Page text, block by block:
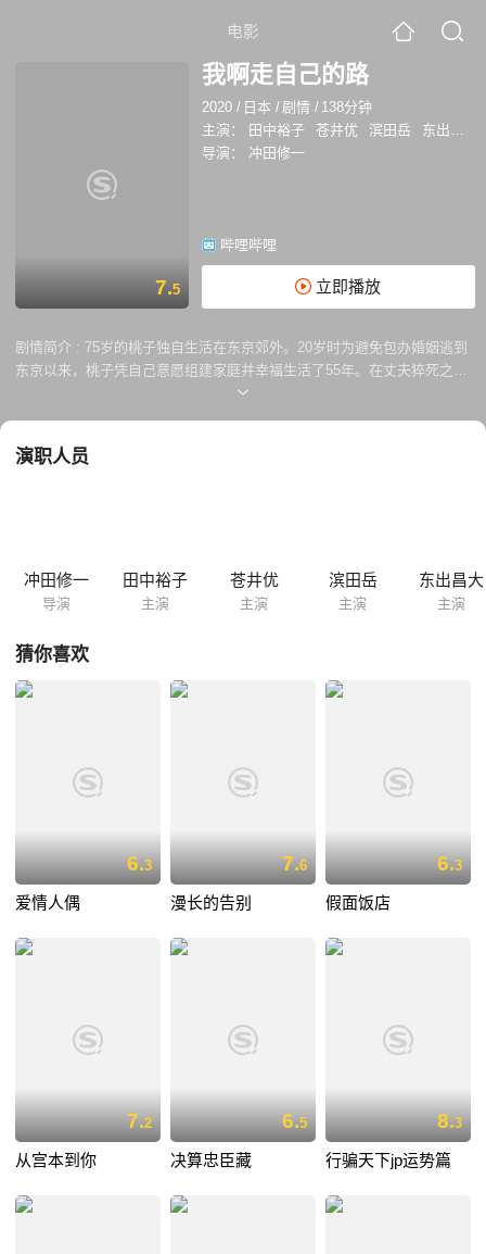
电影
7.5
我啊走自己的路
2020 / 日本 /剧情 / 138分钟
主演：
田中裕子 苍井优 滨田岳
东出昌大
导演：
冲田修一
哔哩哔哩
立即播放
剧情简介 : 75岁的桃子独自生活在东京郊外。20岁时为避免包办婚姻逃到
东京以来，桃子凭自己意愿组建家庭并幸福生活了55年。在丈夫猝死之
后，和平度过暮年的计划遭到挫败，成为独居老人的桃子却意外收获了三
竹千佐子的同名自传体小说，老戏骨田中裕子饰演主人公桃子，苍井优饰
演职人员
冲田修一
导演
田中裕子
主演
苍井优
主演
滨田岳
主演
东出昌大
主演
猜你喜欢
6.3
爱情人偶
7.6
漫长的告别
6.3
假面饭店
7.2
从宫本到你
6.5
决算忠臣藏
8.3
行骗天下jp运势篇